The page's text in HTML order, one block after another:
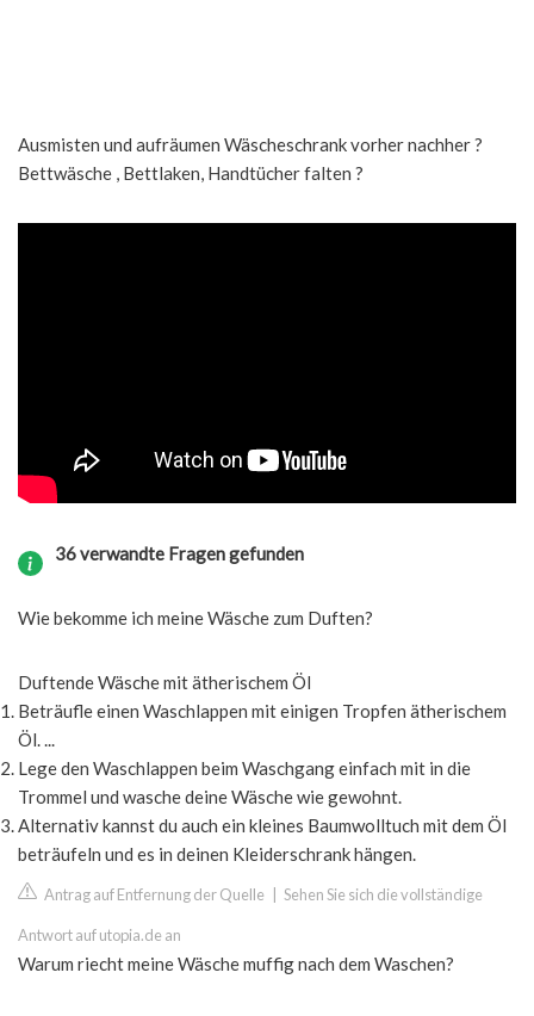
Ausmisten und aufräumen Wäscheschrank vorher nachher ?
Bettwäsche , Bettlaken, Handtücher falten ?
36 verwandte Fragen gefunden
Wie bekomme ich meine Wäsche zum Duften?
Duftende Wäsche mit ätherischem Öl
Beträufle einen Waschlappen mit einigen Tropfen ätherischem
Öl. ...
Lege den Waschlappen beim Waschgang einfach mit in die
Trommel und wasche deine Wäsche wie gewohnt.
Alternativ kannst du auch ein kleines Baumwolltuch mit dem Öl
beträufeln und es in deinen Kleiderschrank hängen.
Antrag auf Entfernung der Quelle Sehen Sie sich die vollständige
Antwort auf utopia.de an
Warum riecht meine Wäsche muffig nach dem Waschen?